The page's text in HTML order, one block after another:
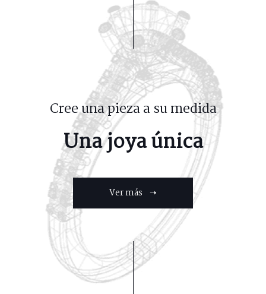
Cree una pieza a su medida
Una joya única
Ver más ➝